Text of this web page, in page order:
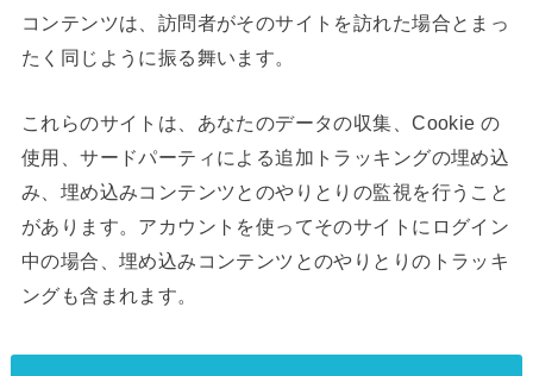
コンテンツは、訪問者がそのサイトを訪れた場合とまっ
たく同じように振る舞います。
これらのサイトは、あなたのデータの収集、Cookie の
使用、サードパーティによる追加トラッキングの埋め込
み、埋め込みコンテンツとのやりとりの監視を行うこと
があります。アカウントを使ってそのサイトにログイン
中の場合、埋め込みコンテンツとのやりとりのトラッキ
ングも含まれます。